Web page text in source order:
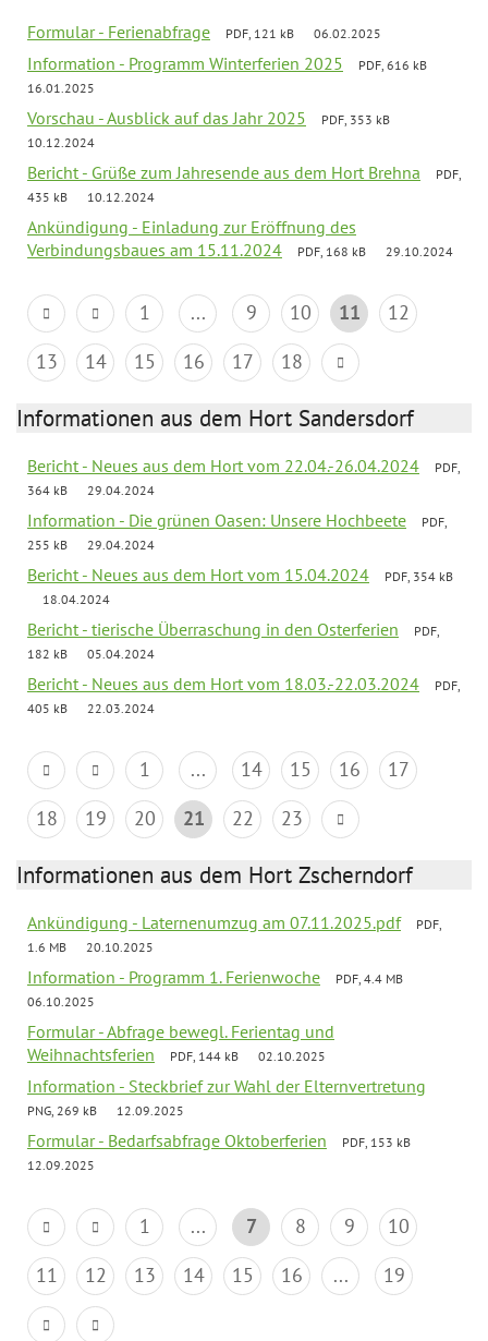
Formular - Ferienabfrage PDF, 121 kB 06.02.2025
Information - Programm Winterferien 2025
PDF, 616 kB
16.01.2025
Vorschau - Ausblick auf das Jahr 2025
PDF, 353 kB
10.12.2024
Bericht - Grüße zum Jahresende aus dem Hort Brehna
PDF,
435 kB
10.12.2024
Ankündigung - Einladung zur Eröffnung des
Verbindungsbaues am 15.11.2024
PDF, 168 kB 29.10.2024
1 ... 9 10 11
12
13
14 15 16 17 18
Informationen aus dem Hort Sandersdorf
Bericht - Neues aus dem Hort vom 22.04.-26.04.2024
PDF,
364 kB
29.04.2024
Information - Die grünen Oasen: Unsere Hochbeete
PDF,
255 kB
29.04.2024
Bericht - Neues aus dem Hort vom 15.04.2024
PDF, 354 kB
18.04.2024
Bericht - tierische Überraschung in den Osterferien
PDF,
182 kB
05.04.2024
Bericht - Neues aus dem Hort vom 18.03.-22.03.2024
PDF,
405 kB
22.03.2024
1 ... 14 15 16
17
18
19 20 21 22 23
Informationen aus dem Hort Zscherndorf
Ankündigung - Laternenumzug am 07.11.2025.pdf
PDF,
1.6 MB
20.10.2025
Information - Programm 1. Ferienwoche
PDF, 4.4 MB
06.10.2025
Formular - Abfrage bewegl. Ferientag und
Weihnachtsferien
PDF, 144 kB 02.10.2025
Information - Steckbrief zur Wahl der Elternvertretung
PNG, 269 kB 12.09.2025
Formular - Bedarfsabfrage Oktoberferien
PDF, 153 kB
12.09.2025
1 ... 7 8 9
10
11
12 13 14 15 16 ... 19